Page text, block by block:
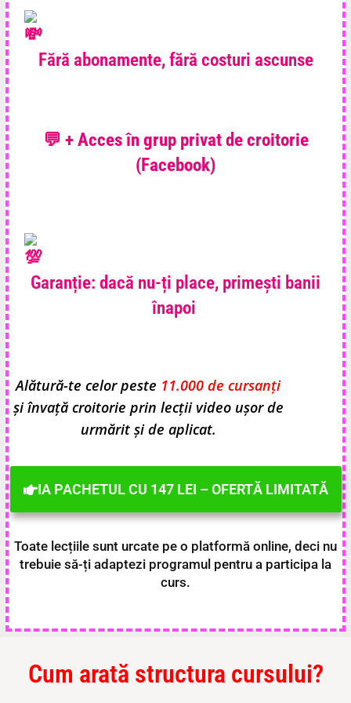
Fără abonamente, fără costuri ascunse
💬 + Acces în grup privat de croitorie
(Facebook)
Garanție: dacă nu-ți place, primești banii
înapoi
Alătură-te celor peste 11.000 de cursanți
și învață croitorie prin lecții video ușor de
urmărit și de aplicat.
IA PACHETUL CU 147 LEI – OFERTĂ LIMITATĂ
Toate lecțiile sunt urcate pe o platformă online, deci nu
trebuie să-ți adaptezi programul pentru a participa la
curs.
Cum arată structura cursului?